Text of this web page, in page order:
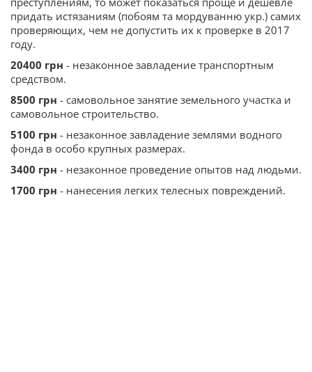
придать истязаниям (побоям та мордуванню укр.) самих
проверяющих, чем не допустить их к проверке в 2017
году.
20400 грн - незаконное завладение транспортным
средством.
8500 грн - самовольное занятие земельного участка и
самовольное строительство.
5100 грн - незаконное завладение землями водного
фонда в особо крупных размерах.
3400 грн - незаконное проведение опытов над людьми.
1700 грн - нанесения легких телесных повреждений.